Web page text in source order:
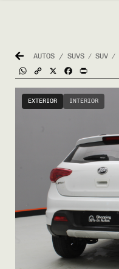
AUTOS / SUVS / SUV /
WhatsApp
Copy
Link
Facebook
EXTERIOR INTERIOR